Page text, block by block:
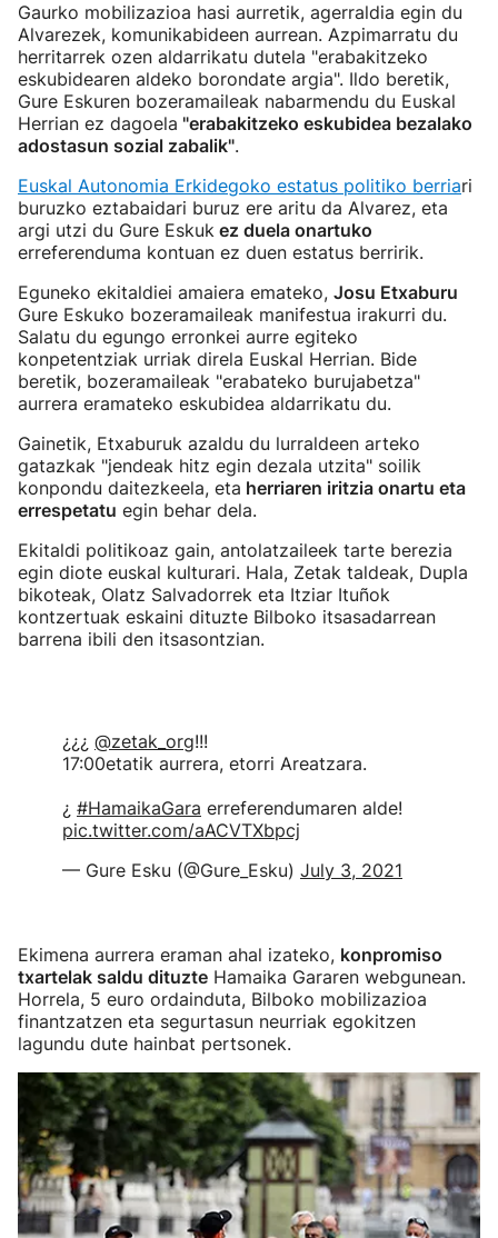
Gaurko mobilizazioa hasi aurretik, agerraldia egin du
Alvarezek, komunikabideen aurrean. Azpimarratu du
herritarrek ozen aldarrikatu dutela "erabakitzeko
eskubidearen aldeko borondate argia". Ildo beretik,
Gure Eskuren bozeramaileak nabarmendu du Euskal
Herrian ez dagoela "erabakitzeko eskubidea bezalako
adostasun sozial zabalik".
Euskal Autonomia Erkidegoko estatus politiko berriari
buruzko eztabaidari buruz ere aritu da Alvarez, eta
argi utzi du Gure Eskuk ez duela onartuko
erreferenduma kontuan ez duen estatus berririk.
Eguneko ekitaldiei amaiera emateko, Josu Etxaburu
Gure Eskuko bozeramaileak manifestua irakurri du.
Salatu du egungo erronkei aurre egiteko
konpetentziak urriak direla Euskal Herrian. Bide
beretik, bozeramaileak "erabateko burujabetza"
aurrera eramateko eskubidea aldarrikatu du.
Gainetik, Etxaburuk azaldu du lurraldeen arteko
gatazkak "jendeak hitz egin dezala utzita" soilik
konpondu daitezkeela, eta herriaren iritzia onartu eta
errespetatu egin behar dela.
Ekitaldi politikoaz gain, antolatzaileek tarte berezia
egin diote euskal kulturari. Hala, Zetak taldeak, Dupla
bikoteak, Olatz Salvadorrek eta Itziar Ituñok
kontzertuak eskaini dituzte Bilboko itsasadarrean
barrena ibili den itsasontzian.
¿¿¿ @zetak_org!!!
17:00etatik aurrera, etorri Areatzara.
¿ #HamaikaGara erreferendumaren alde!
pic.twitter.com/aACVTXbpcj
— Gure Esku (@Gure_Esku) July 3, 2021
Ekimena aurrera eraman ahal izateko, konpromiso
txartelak saldu dituzte Hamaika Gararen webgunean.
Horrela, 5 euro ordainduta, Bilboko mobilizazioa
finantzatzen eta segurtasun neurriak egokitzen
lagundu dute hainbat pertsonek.